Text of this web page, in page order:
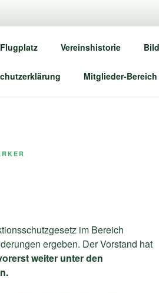
Flugplatz Vereinshistorie
Mitglieder-Bereich
im Bereich
ergeben. Der Vorstand hat
weiter unter den